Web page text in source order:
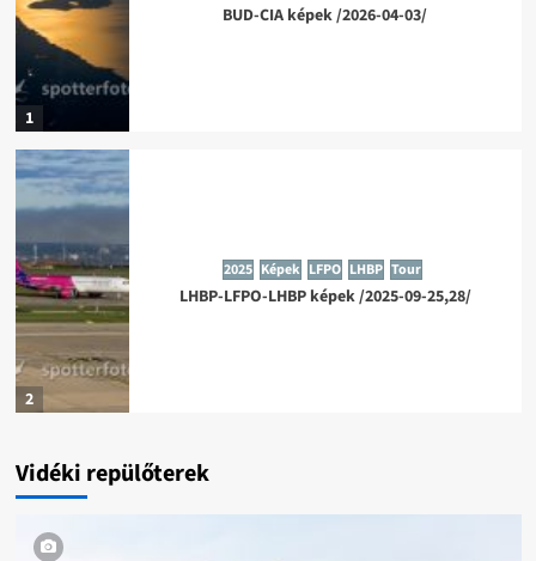
1
BUD-CIA képek /2026-04-03/
2
2025 Képek LFPO LHBP Tour
LHBP-LFPO-LHBP képek /2025-09-25,28/
Vidéki repülőterek